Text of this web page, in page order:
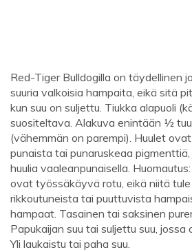
Red-Tiger Bulldogilla on täydellinen
suuria valkoisia hampaita, eikä sitä
kun suu on suljettu. Tiukka alapuoli
suositeltava. Alakuva enintään ½
(vähemmän on parempi). Huulet
punaista tai punaruskeaa
huulia vaaleanpunaisella.
ovat työssäkäyvä rotu, eikä niitä
rikkoutuneista tai puuttuvista
hampaat. Tasainen tai saksinen
Papukaijan suu tai suljettu suu,
Yli laukaistu tai paha suu.